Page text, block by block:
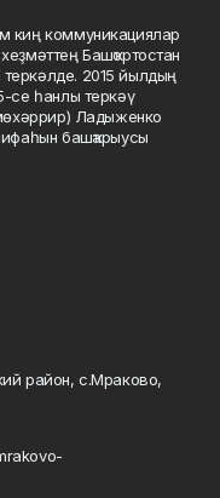
киң коммуникациялар
Башҡортостан
2015 йылдың
се һанлы теркәү
Ладыженко
башҡарыусы
район, с.Мраково,